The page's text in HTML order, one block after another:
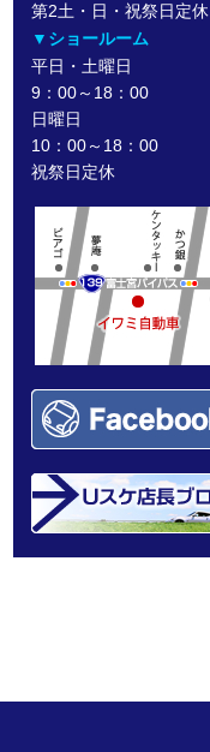
第2土・日・祝祭日定休
▼ショールーム
平日・土曜日
9：00～18：00
日曜日
10：00～18：00
祝祭日定休